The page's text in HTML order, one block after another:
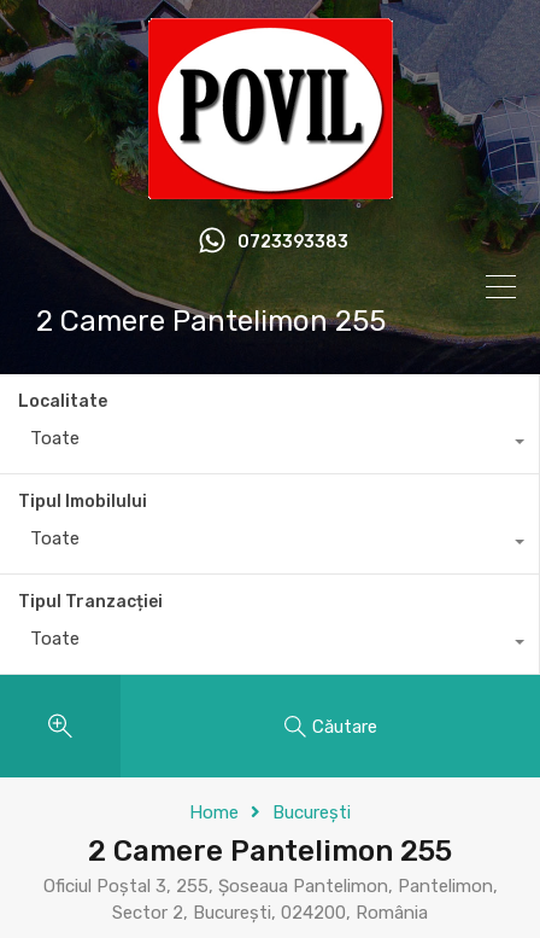
0723393383
2 Camere Pantelimon 255
Localitate
Toate
Tipul Imobilului
Toate
Tipul Tranzacției
Toate
Căutare
Home București
2 Camere Pantelimon 255
Oficiul Poștal 3, 255, Șoseaua Pantelimon, Pantelimon,
Sector 2, București, 024200, România